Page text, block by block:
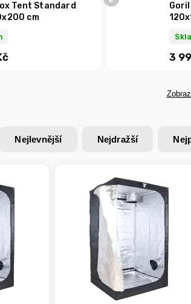
Tent Standard
cm
3
Nejlevnější Nejdražší